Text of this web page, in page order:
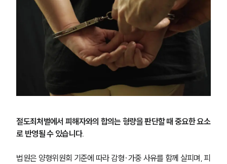
절도죄처벌에서 피해자와의 합의는 형량을 판단할 때 중요한 요소
로 반영될 수 있습니다.
법원은 양형위원회 기준에 따라 감형·가중 사유를 함께 살피며, 피